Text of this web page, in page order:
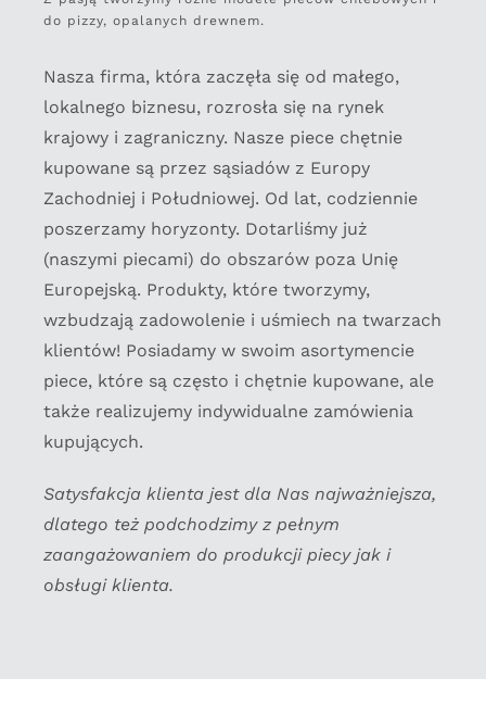
do pizzy, opalanych drewnem.
Nasza firma, która zaczęła się od małego,
lokalnego biznesu, rozrosła się na rynek
krajowy i zagraniczny. Nasze piece chętnie
kupowane są przez sąsiadów z Europy
Zachodniej i Południowej. Od lat, codziennie
poszerzamy horyzonty. Dotarliśmy już
(naszymi piecami) do obszarów poza Unię
Europejską. Produkty, które tworzymy,
wzbudzają zadowolenie i uśmiech na twarzach
klientów! Posiadamy w swoim asortymencie
piece, które są często i chętnie kupowane, ale
także realizujemy indywidualne zamówienia
kupujących.
Satysfakcja klienta jest dla Nas najważniejsza,
dlatego też podchodzimy z pełnym
zaangażowaniem do produkcji piecy jak i
obsługi klienta.